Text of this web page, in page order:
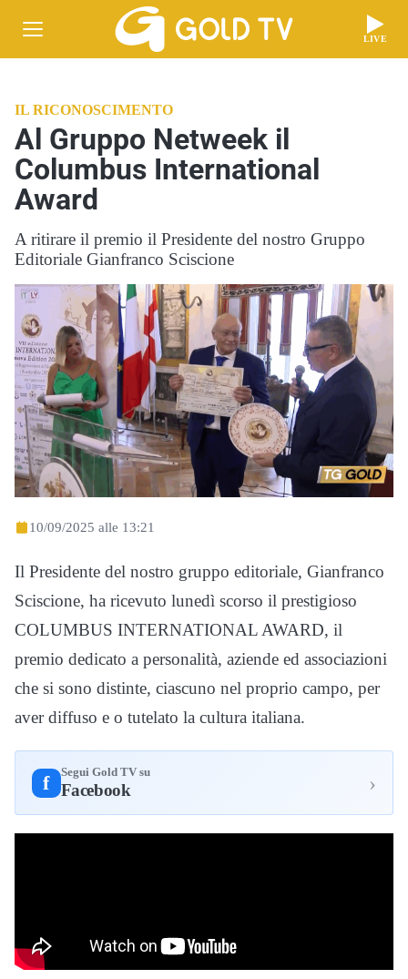
LIVE
IL RICONOSCIMENTO
Al Gruppo Netweek il
Columbus International
Award
A ritirare il premio il Presidente del nostro Gruppo
Editoriale Gianfranco Sciscione
10/09/2025 alle 13:21
Il Presidente del nostro gruppo editoriale, Gianfranco
Sciscione, ha ricevuto lunedì scorso il prestigioso
COLUMBUS INTERNATIONAL AWARD, il
premio dedicato a personalità, aziende ed associazioni
che si sono distinte, ciascuno nel proprio campo, per
aver diffuso e o tutelato la cultura italiana.
f Segui Gold TV su
Facebook ›